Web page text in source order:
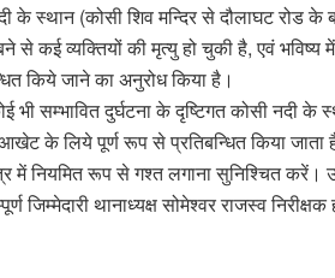
के स्थान (कोसी शिव मन्दिर से दौलाघट रोड के
से कई व्यक्तियों की मृत्यु हो चुकी है, एवं भविष्य
किये जाने का अनुरोध किया है।
भी सम्भावित दुर्घटना के दृष्टिगत कोसी नदी
के लिये पूर्ण रूप से प्रतिबन्धित किया जाता
में नियमित रूप से गश्त लगाना सुनिश्चित करें।
जिम्मेदारी थानाध्यक्ष सोमेश्वर राजस्व